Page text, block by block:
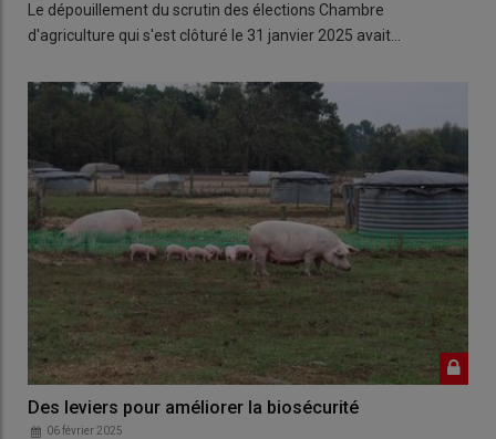
Le dépouillement du scrutin des élections Chambre
d'agriculture qui s'est clôturé le 31 janvier 2025 avait…
Des leviers pour améliorer la biosécurité
06 février 2025